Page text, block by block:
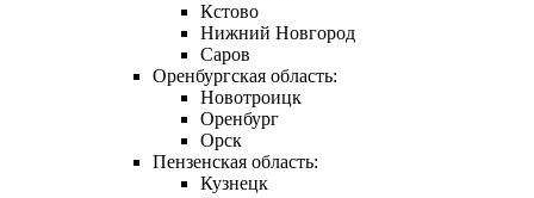
Кстово
Нижний Новгород
Саров
Оренбургская область:
Новотроицк
Оренбург
Орск
Пензенская область:
Кузнецк